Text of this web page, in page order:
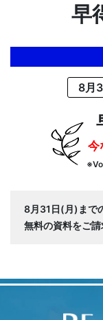
早
8月
今
8月31日(月)まで
無料の資料をご請